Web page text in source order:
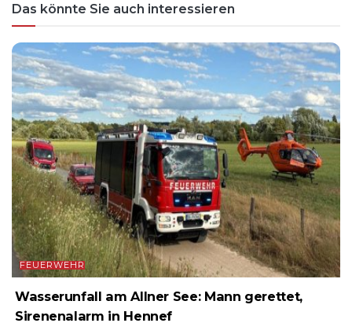
Das könnte Sie auch interessieren
FEUERWEHR
Wasserunfall am Allner See: Mann gerettet,
Sirenenalarm in Hennef